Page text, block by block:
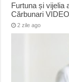
Furtuna și vijelia
Cărbunari VIDEO
2 zile ago